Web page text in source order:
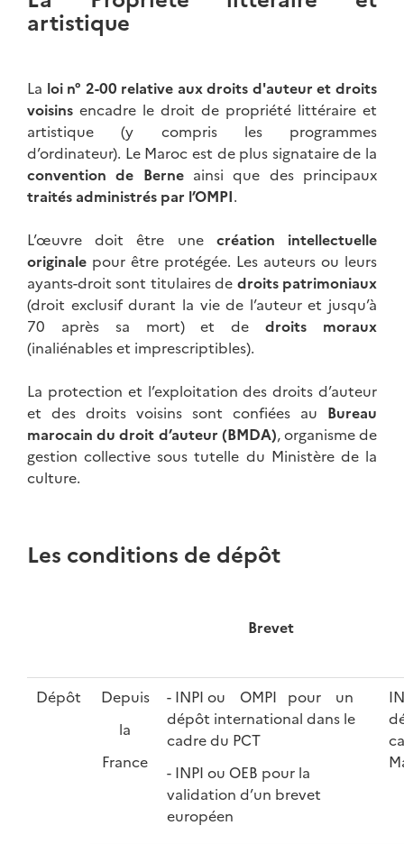
artistique
La loi n° 2-00 relative aux droits d'auteur et droits
voisins encadre le droit de propriété littéraire et
artistique (y compris les programmes
d’ordinateur). Le Maroc est de plus signataire de la
convention de Berneainsi que des principaux
traités administrés par l’OMPI.
L’œuvre doit être une création intellectuelle
originale pour être protégée. Les auteurs ou leurs
ayants-droit sont titulaires de droits patrimoniaux
(droit exclusif durant la vie de l’auteur et jusqu’à
70 après sa mort) et dedroits moraux
(inaliénables et imprescriptibles).
La protection et l’exploitation des droits d’auteur
et des droits voisins sont confiées au Bureau
marocain du droit d’auteur (BMDA), organisme de
gestion collective sous tutelle du Ministère de la
culture.
Les conditions de dépôt
Brevet
Dépôt
Depuis
la
France
- INPI ou OMPI pour un
dépôt international dans le
cadre du PCT
- INPI ou OEB pour la
validation d’un brevet
européen